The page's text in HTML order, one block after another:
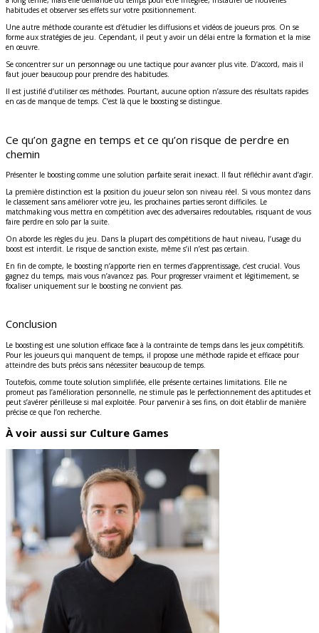
habitudes et observer ses effets sur votre positionnement.
Une autre méthode courante est d’étudier les diffusions et vidéos de joueurs pros. On se
forme aux stratégies de jeu. Cependant, il peut y avoir un délai entre la formation et la mise
en œuvre.
Se concentrer sur un personnage ou une tactique pour avancer plus vite. D’accord, mais il
faut jouer beaucoup pour prendre des habitudes.
Il est justifié d’utiliser ces méthodes. Pourtant, aucune option n’assure des résultats rapides
en cas de manque de temps. C’est là que le boosting se distingue.
Ce qu’on gagne en temps et ce qu’on risque de perdre en
chemin
Présenter le boosting comme une solution parfaite serait inexact. Il faut réfléchir avant d’agir.
La première distinction est la position du joueur selon son niveau réel. Si vous montez dans
le classement sans améliorer votre jeu, les prochaines parties seront difficiles. Le
matchmaking vous mettra en compétition avec des adversaires redoutables, risquant de vous
faire perdre en solo par la suite.
On aborde les règles du jeu. Dans la plupart des compétitions de haut niveau, l’usage du
boost est interdit. Le risque de sanction existe, même s’il n’est pas certain.
En fin de compte, le boosting n’apporte rien en termes d’apprentissage, c’est crucial. Vous
gagnez du temps, mais vous n’avancez pas. Pour progresser vraiment et légitimement, se
focaliser uniquement sur le boosting ne convient pas.
Conclusion
Le boosting est une solution efficace face à la contrainte de temps dans les jeux compétitifs.
Pour les joueurs qui manquent de temps, il propose une méthode rapide et efficace pour
atteindre des buts précis sans nécessiter beaucoup de temps.
Toutefois, comme toute solution simplifiée, elle présente certaines limitations. Elle ne
promeut pas l’amélioration personnelle, ne stimule pas le perfectionnement des aptitudes et
peut s’avérer périlleuse si mal exploitée. Pour parvenir à ses fins, on doit établir de manière
précise ce que l’on recherche.
À voir aussi sur Culture Games